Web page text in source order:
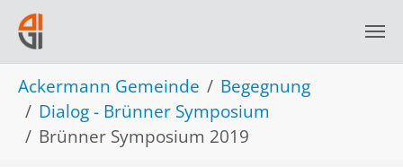
Skip to main navigation
Skip to main content
Skip to page footer
You are here:
Ackermann Gemeinde
Begegnung
Dialog - Brünner Symposium
Brünner Symposium 2019